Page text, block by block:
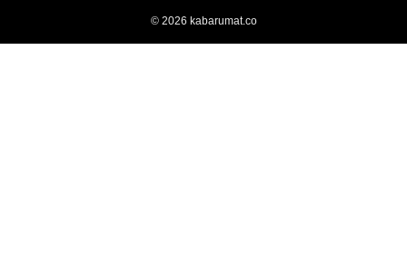
© 2026 kabarumat.co